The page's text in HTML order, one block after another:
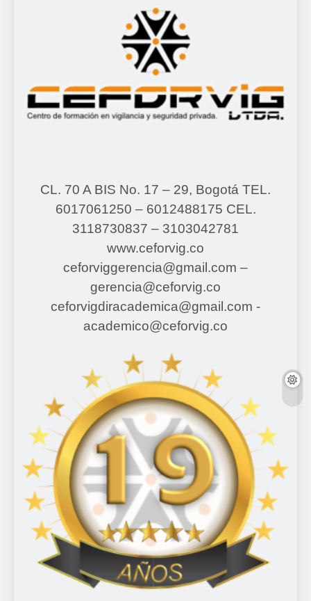
CL. 70 A BIS No. 17 – 29, Bogotá TEL.
6017061250 – 6012488175 CEL.
3118730837 – 3103042781
www.ceforvig.co
ceforviggerencia@gmail.com –
gerencia@ceforvig.co
ceforvigdiracademica@gmail.com -
academico@ceforvig.co